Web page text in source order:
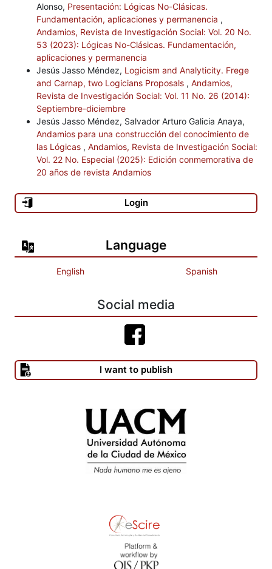
Alonso, Presentación: Lógicas No-Clásicas.
Fundamentación, aplicaciones y permanencia ,
Andamios, Revista de Investigación Social: Vol. 20 No.
53 (2023): Lógicas No-Clásicas. Fundamentación,
aplicaciones y permanencia
Jesús Jasso Méndez, Logicism and Analyticity. Frege
and Carnap, two Logicians Proposals , Andamios,
Revista de Investigación Social: Vol. 11 No. 26 (2014):
Septiembre-diciembre
Jesús Jasso Méndez, Salvador Arturo Galicia Anaya,
Andamios para una construcción del conocimiento de
las Lógicas , Andamios, Revista de Investigación Social:
Vol. 22 No. Especial (2025): Edición conmemorativa de
20 años de revista Andamios
Login
Language
English Spanish
Social media
I want to publish